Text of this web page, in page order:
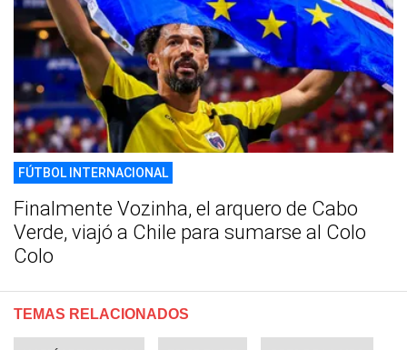
FÚTBOL INTERNACIONAL
Finalmente Vozinha, el arquero de Cabo
Verde, viajó a Chile para sumarse al Colo
Colo
TEMAS RELACIONADOS